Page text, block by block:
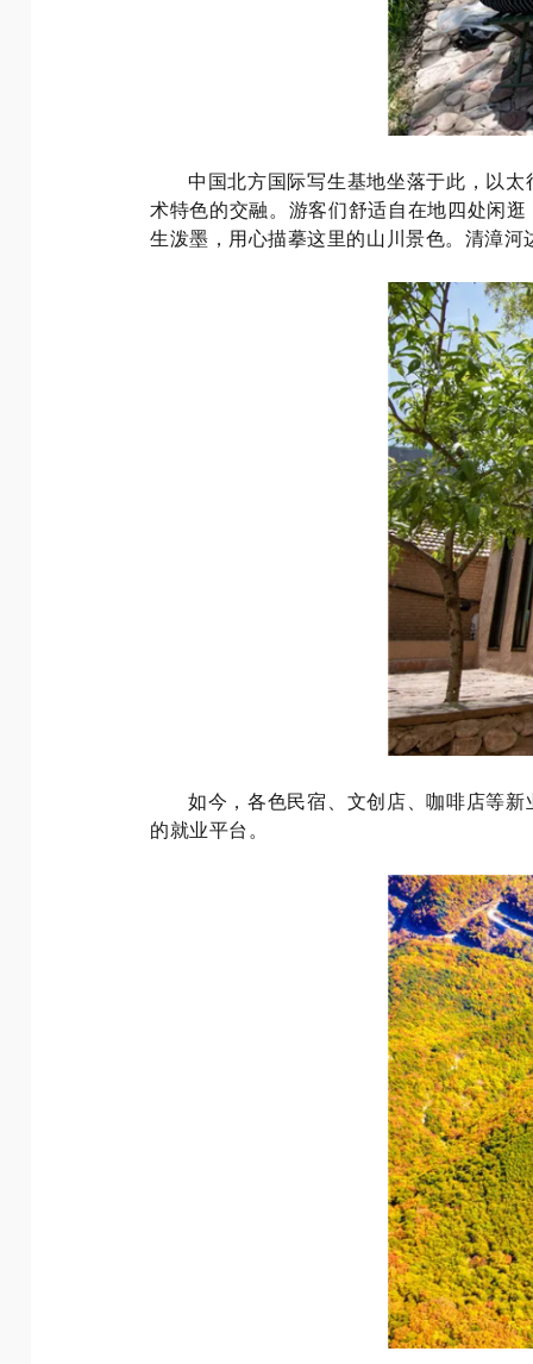
中国北方国际写生基地坐落于此，以
术特色的交融。游客们舒适自在地四处闲
生泼墨，用心描摹这里的山川景色。清漳
如今，各色民宿、文创店、咖啡店等
的就业平台。